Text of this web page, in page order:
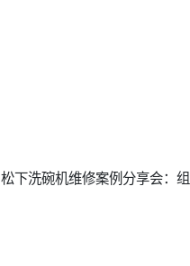
松下洗碗机维修案例分享会：